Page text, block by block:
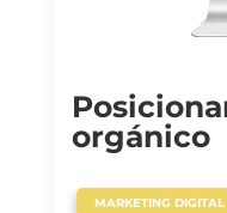
orgánico
MARKETING DIGITAL